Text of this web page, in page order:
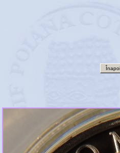
Înapoi